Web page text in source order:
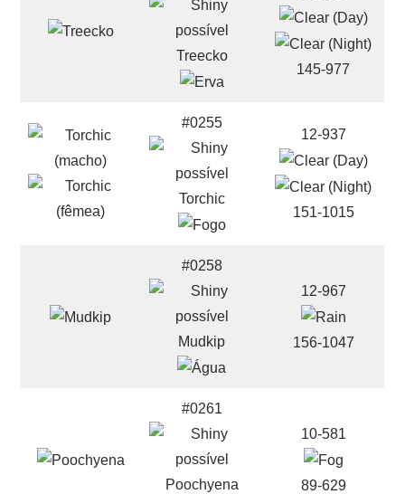
Treecko
145-977
#0255
Torchic
12-937
151-1015
#0258
Mudkip
12-967
156-1047
#0261
Poochyena
10-581
89-629